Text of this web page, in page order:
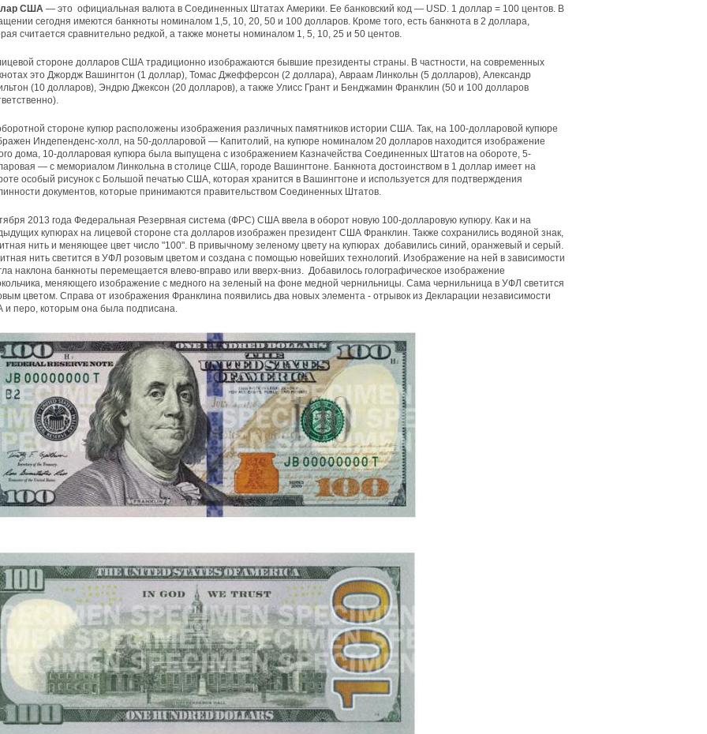
США — это официальная валюта в Соединенных Штатах Америки. Ее банковский код — USD. 1 доллар = 100 центов. В
сегодня имеются банкноты номиналом 1,5, 10, 20, 50 и 100 долларов. Кроме того, есть банкнота в 2 доллара,
считается сравнительно редкой, а также монеты номиналом 1, 5, 10, 25 и 50 центов.
стороне долларов США традиционно изображаются бывшие президенты страны. В частности, на современных
это Джордж Вашингтон (1 доллар), Томас Джефферсон (2 доллара), Авраам Линкольн (5 долларов), Александр
(10 долларов), Эндрю Джексон (20 долларов), а также Улисс Грант и Бенджамин Франклин (50 и 100 долларов
стороне купюр расположены изображения различных памятников истории США. Так, на 100-долларовой купюре
Индепенденс-холл, на 50-долларовой — Капитолий, на купюре номиналом 20 долларов находится изображение
дома, 10-долларовая купюра была выпущена с изображением Казначейства Соединенных Штатов на обороте, 5-
— с мемориалом Линкольна в столице США, городе Вашингтоне. Банкнота достоинством в 1 доллар имеет на
особый рисунок с Большой печатью США, которая хранится в Вашингтоне и используется для подтверждения
документов, которые принимаются правительством Соединенных Штатов.
2013 года Федеральная Резервная система (ФРС) США ввела в оборот новую 100-долларовую купюру. Как и на
купюрах на лицевой стороне ста долларов изображен президент США Франклин. Также сохранились водяной знак,
нить и меняющее цвет число "100". В привычному зеленому цвету на купюрах добавились синий, оранжевый и серый.
нить светится в УФЛ розовым цветом и создана с помощью новейших технологий. Изображение на ней в зависимости
наклона банкноты перемещается влево-вправо или вверх-вниз. Добавилось голографическое изображение
меняющего изображение с медного на зеленый на фоне медной чернильницы. Сама чернильница в УФЛ светится
цветом. Справа от изображения Франклина появились два новых элемента - отрывок из Декларации независимости
перо, которым она была подписана.